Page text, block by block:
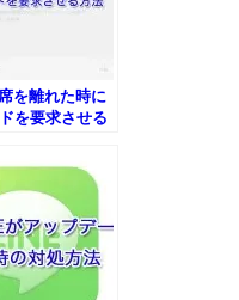
を離れた時に
を要求させる